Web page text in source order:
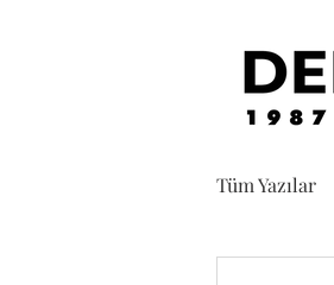
Tüm Yazılar